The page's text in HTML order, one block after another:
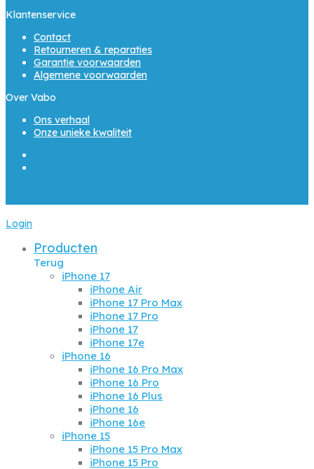
Klantenservice
Contact
Retourneren & reparaties
Garantie voorwaarden
Algemene voorwaarden
Over Vabo
Ons verhaal
Onze unieke kwaliteit
Login
Producten
Terug
iPhone 17
iPhone Air
iPhone 17 Pro Max
iPhone 17 Pro
iPhone 17
iPhone 17e
iPhone 16
iPhone 16 Pro Max
iPhone 16 Pro
iPhone 16 Plus
iPhone 16
iPhone 16e
iPhone 15
iPhone 15 Pro Max
iPhone 15 Pro